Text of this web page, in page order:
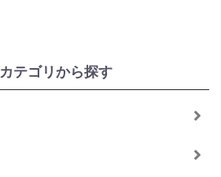
カテゴリから探す